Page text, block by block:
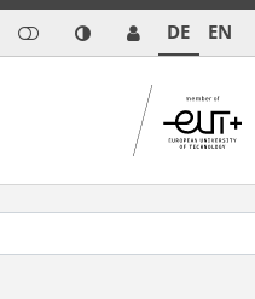
DE EN